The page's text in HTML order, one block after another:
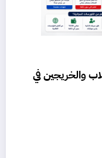
والخريجين في